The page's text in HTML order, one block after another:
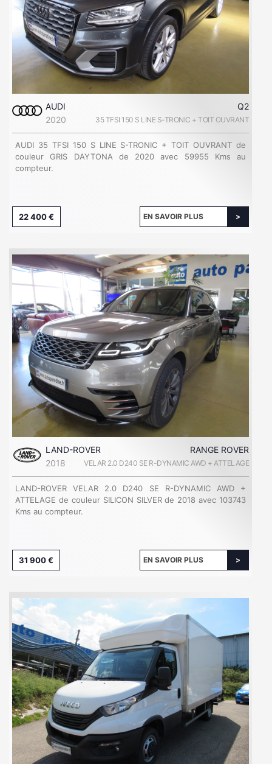
AUDI
Q2
2020
35 TFSI 150 S LINE S-TRONIC + TOIT OUVRANT
AUDI 35 TFSI 150 S LINE S-TRONIC + TOIT OUVRANT de
couleur GRIS DAYTONA de 2020 avec 59955 Kms au
compteur.
22 400 € EN SAVOIR PLUS
LAND-ROVER
RANGE ROVER
2018
VELAR 2.0 D240 SE R-DYNAMIC AWD + ATTELAGE
LAND-ROVER VELAR 2.0 D240 SE R-DYNAMIC AWD +
ATTELAGE de couleur SILICON SILVER de 2018 avec 103743
Kms au compteur.
31 900 € EN SAVOIR PLUS